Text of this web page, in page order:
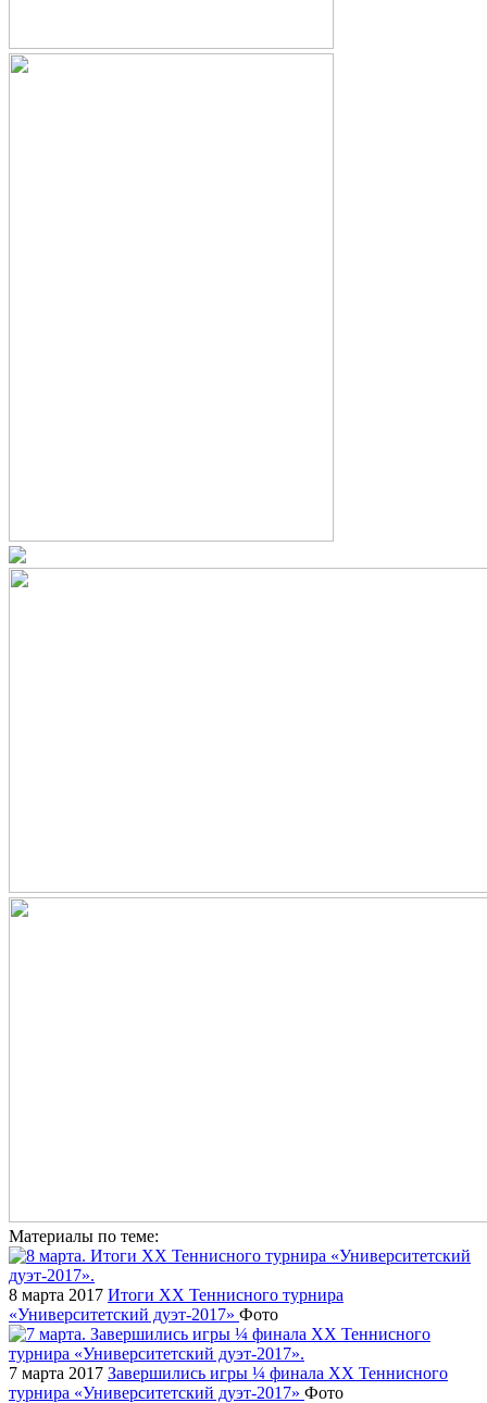
Материалы по теме:
8 марта 2017 Итоги XX Теннисного турнира
«Университетский дуэт-2017» Фото
7 марта 2017 Завершились игры ¼ финала XX Теннисного
турнира «Университетский дуэт-2017» Фото